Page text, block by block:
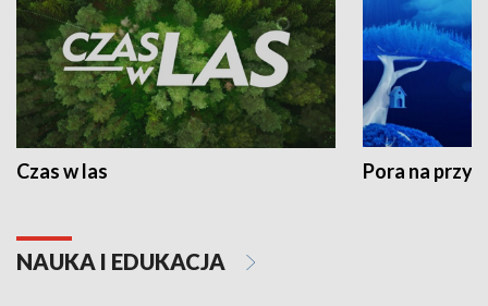
Czas w las Pora na
NAUKA I EDUKACJA